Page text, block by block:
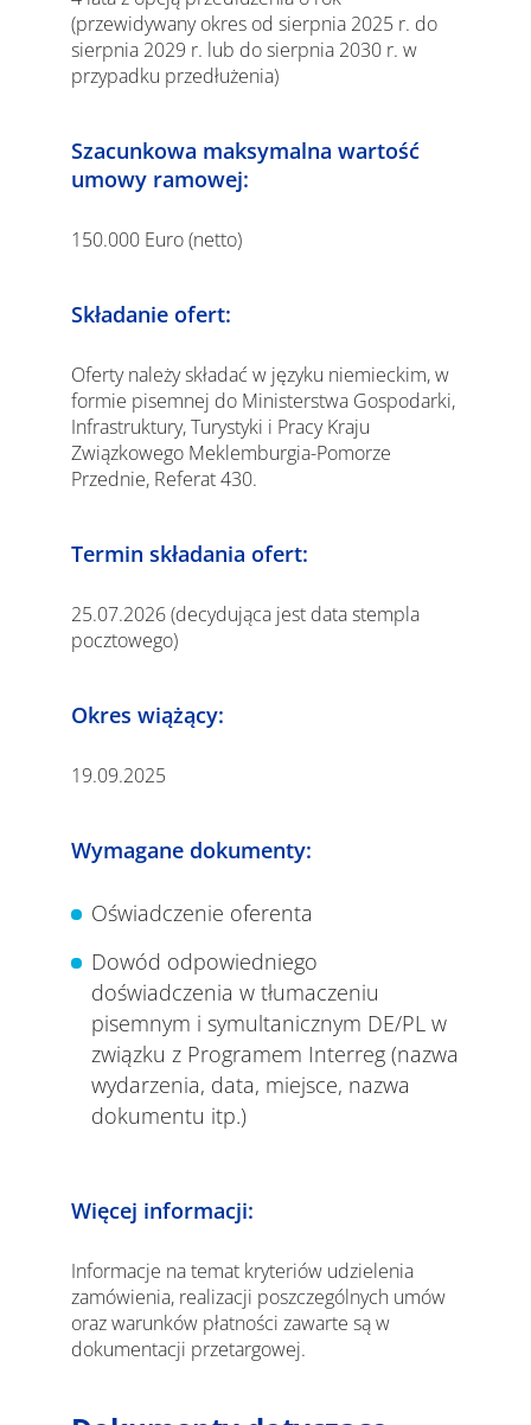
(przewidywany okres od sierpnia 2025 r. do
sierpnia 2029 r. lub do sierpnia 2030 r. w
przypadku przedłużenia)
Szacunkowa maksymalna wartość
umowy ramowej:
150.000 Euro (netto)
Składanie ofert:
Oferty należy składać w języku niemieckim, w
formie pisemnej do Ministerstwa Gospodarki,
Infrastruktury, Turystyki i Pracy Kraju
Związkowego Meklemburgia-Pomorze
Przednie, Referat 430.
Termin składania ofert:
25.07.2026 (decydująca jest data stempla
pocztowego)
Okres wiążący:
19.09.2025
Wymagane dokumenty:
Oświadczenie oferenta
Dowód odpowiedniego
doświadczenia w tłumaczeniu
pisemnym i symultanicznym DE/PL w
związku z Programem Interreg (nazwa
wydarzenia, data, miejsce, nazwa
dokumentu itp.)
Więcej informacji:
Informacje na temat kryteriów udzielenia
zamówienia, realizacji poszczególnych umów
oraz warunków płatności zawarte są w
dokumentacji przetargowej.